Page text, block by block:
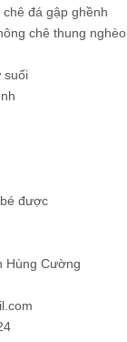
đá gập ghềnh
chê thung nghèo
suối
được
Hùng Cường